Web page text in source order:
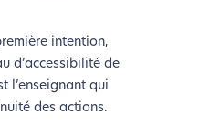
intention,
d’accessibilité de
l’enseignant qui
des actions.